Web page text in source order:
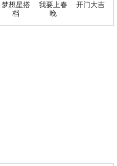
梦想星搭
档
我要上春
晚
开门大吉